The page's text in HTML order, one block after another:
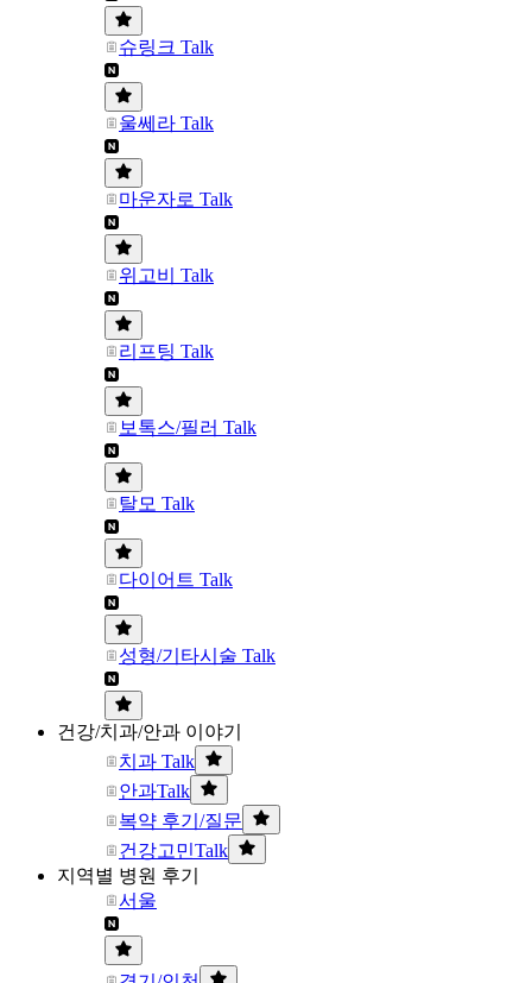
슈링크 Talk
울쎄라 Talk
마운자로 Talk
위고비 Talk
리프팅 Talk
보톡스/필러 Talk
탈모 Talk
다이어트 Talk
성형/기타시술 Talk
건강/치과/안과 이야기
치과 Talk
안과Talk
복약 후기/질문
건강고민Talk
지역별 병원 후기
서울